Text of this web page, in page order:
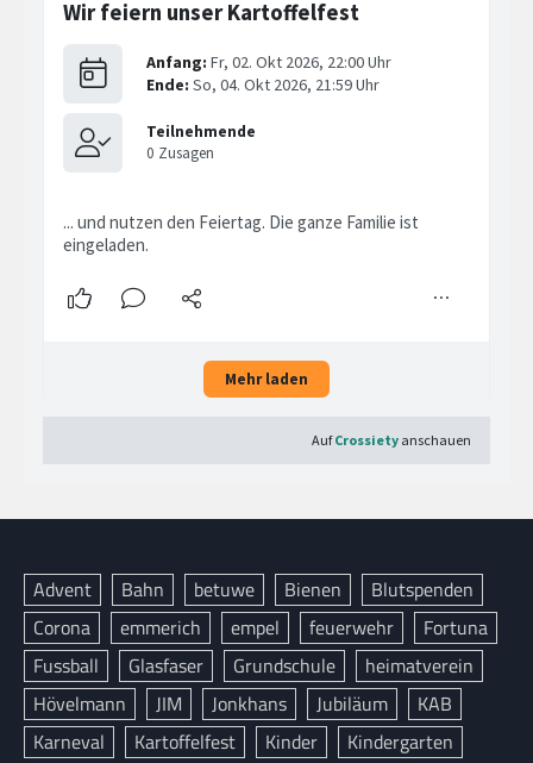
Advent Bahn betuwe Bienen
Blutspenden
Corona
emmerich empel feuerwehr
Fortuna
Fussball
Glasfaser Grundschule
heimatverein
Hövelmann
JIM Jonkhans Jubiläum
KAB
Karneval
Kartoffelfest Kinder
Kindergarten